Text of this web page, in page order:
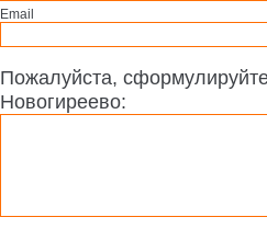
Email
Пожалуйста,
Новогиреево: